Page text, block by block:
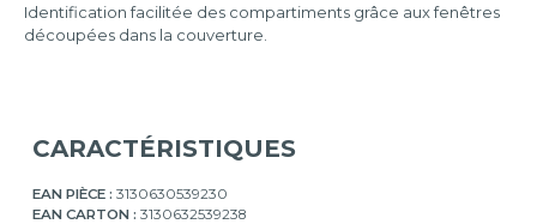
Identification facilitée des compartiments grâce aux fenêtres
découpées dans la couverture.
CARACTÉRISTIQUES
EAN PIÈCE : 3130630539230
EAN CARTON : 3130632539238